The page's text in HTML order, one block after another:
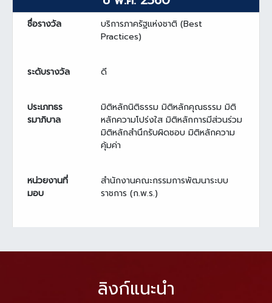
ชื่อรางวัล
บริการภาครัฐแห่งชาติ (Best
Practices)
ระดับรางวัล ดี
ประเภทธร
รมาภิบาล
มิติหลักนิติธรรม มิติหลักคุณธรรม มิติ
หลักความโปร่งใส มิติหลักการมีส่วนร่วม
มิติหลักสำนึกรับผิดชอบ มิติหลักความ
คุ้มค่า
หน่วยงานที่
มอบ
สำนักงานคณะกรรมการพัฒนาระบบ
ราชการ (ก.พ.ร.)
ลิงก์แนะนำ